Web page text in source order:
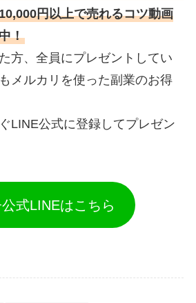
円以上で売れるコツ動画
！
方、全員にプレゼントしてい
メルカリを使った副業のお得
LINE公式に登録してプレゼン
式LINEはこちら